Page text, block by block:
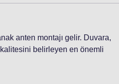
anten montajı gelir. Duvara,
kalitesini belirleyen en önemli